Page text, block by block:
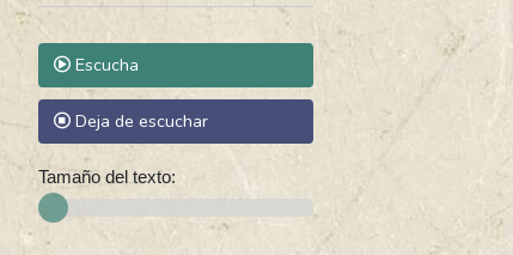
cuestiones políticas más
candentes para la derecha
estadounidense.
Escucha
Deja de escuchar
Tamaño del texto: